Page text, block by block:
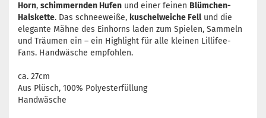
Horn, schimmernden Hufen und einer feinen Blümchen-
Halskette. Das schneeweiße, kuschelweiche Fell und die
elegante Mähne des Einhorns laden zum Spielen, Sammeln
und Träumen ein – ein Highlight für alle kleinen Lillifee-
Fans. Handwäsche empfohlen.
ca. 27cm
Aus Plüsch, 100% Polyesterfüllung
Handwäsche